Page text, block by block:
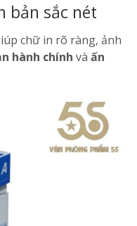
bản sắc nét
chữ in rõ ràng, ảnh
hành chính và ấn